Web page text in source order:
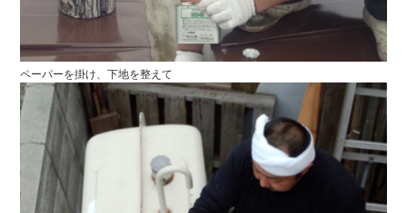
ペーパーを掛け、下地を整えて